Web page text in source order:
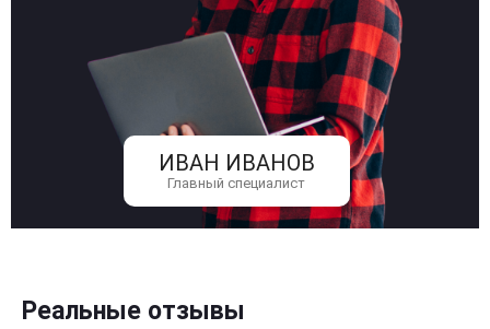
ИВАН ИВАНОВ
Главный специалист
Реальные отзывы